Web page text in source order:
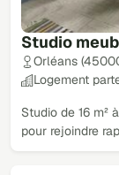
Studio
Orléans
Logement
Studio de 16 m²
pour rejoindre